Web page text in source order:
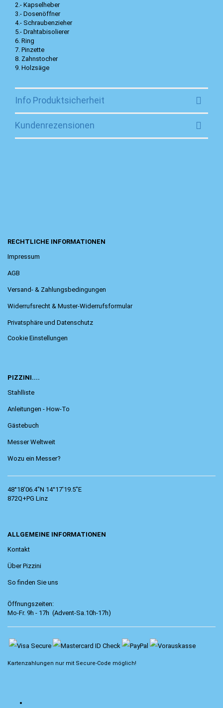
2.- Kapselheber
3.- Dosenöffner
4.- Schraubenzieher
5.- Drahtabisolierer
6. Ring
7. Pinzette
8. Zahnstocher
9. Holzsäge
Info Produktsicherheit
Kundenrezensionen
RECHTLICHE INFORMATIONEN
Impressum
AGB
Versand- & Zahlungsbedingungen
Widerrufsrecht & Muster-Widerrufsformular
Privatsphäre und Datenschutz
Cookie Einstellungen
PIZZINI....
Stahlliste
Anleitungen - How-To
Gästebuch
Messer Weltweit
Wozu ein Messer?
48°18'06.4"N 14°17'19.5"E
872Q+PG Linz
ALLGEMEINE INFORMATIONEN
Kontakt
Über Pizzini
So finden Sie uns
Öffnungszeiten:
Mo-Fr. 9h - 17h (Advent-Sa.10h-17h)
Kartenzahlungen nur mit Secure-Code möglich!